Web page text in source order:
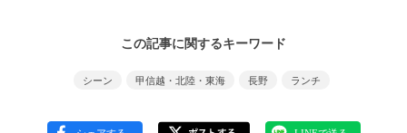
この記事に関するキーワード
シーン 甲信越・北陸・東海 長野 ランチ